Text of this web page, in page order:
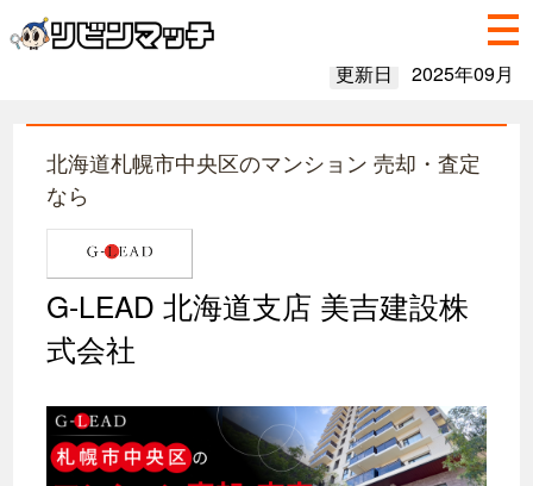
更新日 2025年09月
北海道札幌市中央区のマンション 売却・査定
なら
G-LEAD 北海道支店 美吉建設株
式会社